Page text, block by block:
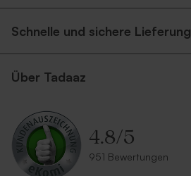
Schnelle und sichere Lieferung
Über Tadaaz
4.8/5
951 Bewertungen